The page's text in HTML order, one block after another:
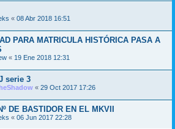
« 08 Abr 2018 16:51
PARA MATRICULA HISTÓRICA PASA A
« 19 Ene 2018 12:31
serie 3
« 29 Oct 2017 17:26
DE BASTIDOR EN EL MKVII
« 06 Jun 2017 22:28